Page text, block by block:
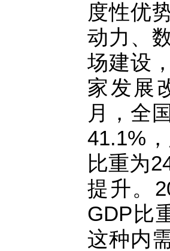
度性优
动力、
场建设
家发展
月，全
41.1%
比重为
提升。
GDP比
这种内